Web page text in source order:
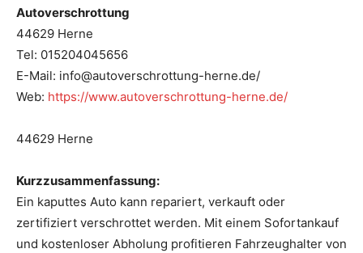
Autoverschrottung
44629 Herne
Tel: 015204045656
E-Mail: info@autoverschrottung-herne.de/
Web: https://www.autoverschrottung-herne.de/
44629 Herne
Kurzzusammenfassung:
Ein kaputtes Auto kann repariert, verkauft oder
zertifiziert verschrottet werden. Mit einem Sofortankauf
und kostenloser Abholung profitieren Fahrzeughalter von